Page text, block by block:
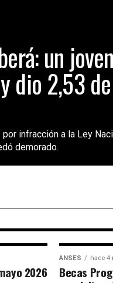
un
dio 2,53 de
infracción a la Ley
demorado.
cobrarán
2026
ANSES hace 4
Becas